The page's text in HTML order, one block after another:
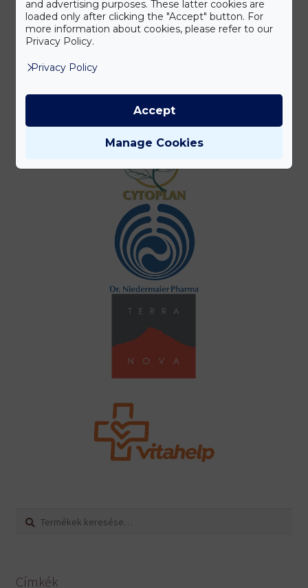
Keresés
Keresés
Címkék
and advertising purposes. These latter cookies are
loaded only after clicking the "Accept" button. For
more information about cookies, please refer to our
Privacy Policy.
Privacy Policy
Manage Cookies
Accept